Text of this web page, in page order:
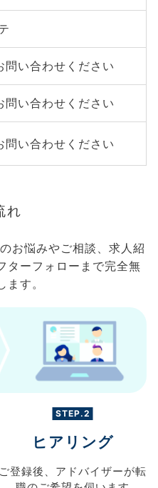
問い合わせください
問い合わせください
問い合わせください
れ
お悩みやご相談、求人紹
ターフォローまで完全無
す。
STEP.2
ヒアリング
ご登録後、 アドバイザーが転